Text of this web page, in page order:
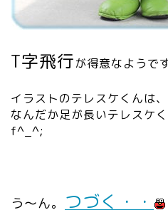
T字飛行が得意なようです
イラストのテレスケくんは
なんだか足が長いテレスケ
f^_^;
う～ん。 つづく・・